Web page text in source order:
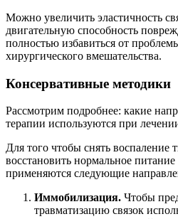
Можно увеличить эластичность
двигательную способность
полностью избавиться от
хирургического вмешательства.
Консервативные методики
Рассмотрим подробнее: какие
терапии используются при
Для того чтобы снять воспаление
восстановить нормальное
применяются следующие
Иммобилизация. Чтобы
травматизацию связок